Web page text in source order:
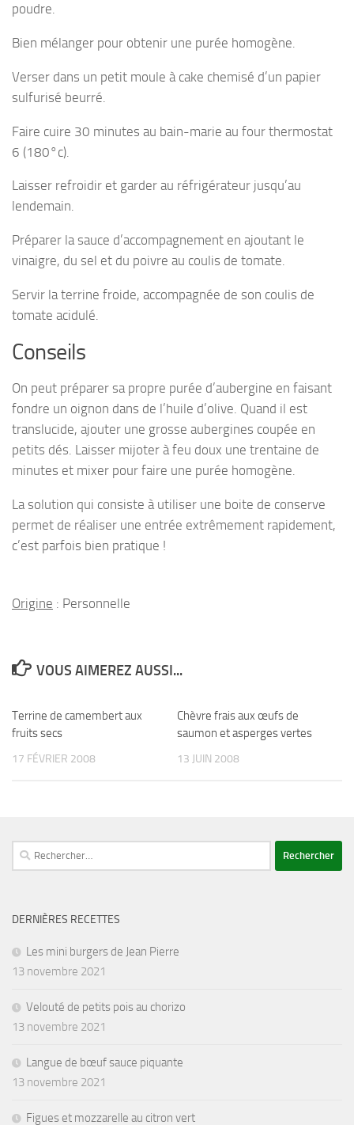
poudre.
Bien mélanger pour obtenir une purée homogène.
Verser dans un petit moule à cake chemisé d’un papier
sulfurisé beurré.
Faire cuire 30 minutes au bain-marie au four thermostat
6 (180°c).
Laisser refroidir et garder au réfrigérateur jusqu’au
lendemain.
Préparer la sauce d’accompagnement en ajoutant le
vinaigre, du sel et du poivre au coulis de tomate.
Servir la terrine froide, accompagnée de son coulis de
tomate acidulé.
Conseils
On peut préparer sa propre purée d’aubergine en faisant
fondre un oignon dans de l’huile d’olive. Quand il est
translucide, ajouter une grosse aubergines coupée en
petits dés. Laisser mijoter à feu doux une trentaine de
minutes et mixer pour faire une purée homogène.
La solution qui consiste à utiliser une boite de conserve
permet de réaliser une entrée extrêmement rapidement,
c’est parfois bien pratique !
Origine : Personnelle
VOUS AIMEREZ AUSSI...
Terrine de camembert aux
fruits secs
17 FÉVRIER 2008
Chèvre frais aux œufs de
saumon et asperges vertes
13 JUIN 2008
Rechercher :
DERNIÈRES RECETTES
Les mini burgers de Jean Pierre
13 novembre 2021
Velouté de petits pois au chorizo
13 novembre 2021
Langue de bœuf sauce piquante
13 novembre 2021
Figues et mozzarelle au citron vert